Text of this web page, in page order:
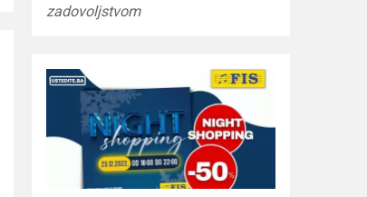
zadovoljstvom